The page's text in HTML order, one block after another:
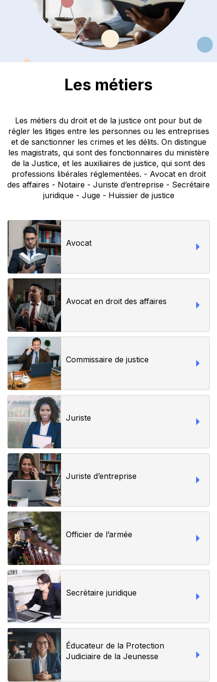
Les métiers
Les métiers du droit et de la justice ont pour but de
régler les litiges entre les personnes ou les entreprises
et de sanctionner les crimes et les délits. On distingue
les magistrats, qui sont des fonctionnaires du ministère
de la Justice, et les auxiliaires de justice, qui sont des
professions libérales réglementées. - Avocat en droit
des affaires - Notaire - Juriste d’entreprise - Secrétaire
juridique - Juge - Huissier de justice
Avocat
Avocat en droit des affaires
Commissaire de justice
Juriste
Juriste d’entreprise
Officier de l’armée
Secrétaire juridique
Éducateur de la Protection
Judiciaire de la Jeunesse